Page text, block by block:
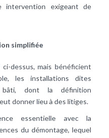
intervention exigeant de
simplifiée
dessus, mais bénéficient
les installations dites
bâti, dont la définition
donner lieu à des litiges.
essentielle avec la
du démontage, lequel